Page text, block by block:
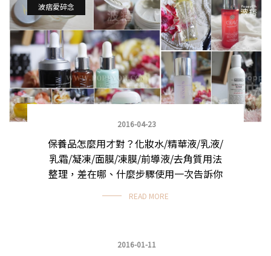
波痞愛碎念
2016-04-23
保養品怎麼用才對？化妝水/精華液/乳液/
乳霜/凝凍/面膜/凍膜/前導液/去角質用法
整理，差在哪、什麼步驟使用一次告訴你
READ MORE
2016-01-11